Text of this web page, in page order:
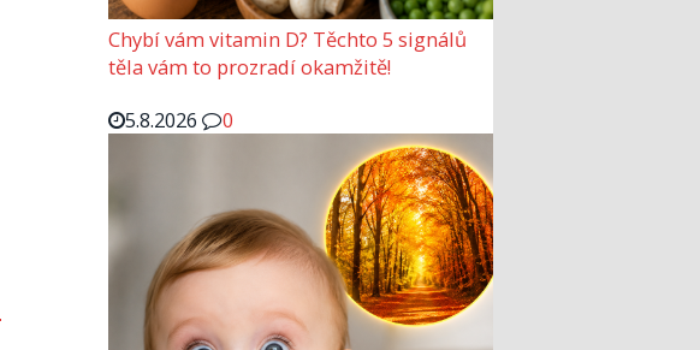
Chybí vám vitamin D? Těchto 5 signálů
těla vám to prozradí okamžitě!
5.8.2026
0